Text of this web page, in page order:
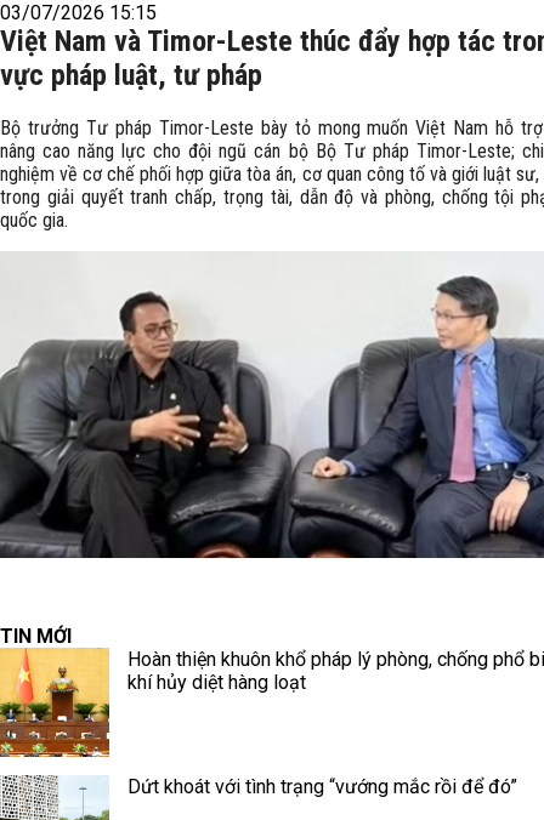
03/07/2026 15:15
Việt Nam và Timor-Leste thúc đẩy hợp tác
vực pháp luật, tư pháp
Bộ trưởng Tư pháp Timor-Leste bày tỏ mong muốn Việt Nam hỗ
nâng cao năng lực cho đội ngũ cán bộ Bộ Tư pháp Timor-Leste;
nghiệm về cơ chế phối hợp giữa tòa án, cơ quan công tố và giới luật
trong giải quyết tranh chấp, trọng tài, dẫn độ và phòng, chống tội
quốc gia.
TIN MỚI
Hoàn thiện khuôn khổ pháp lý phòng, chống phổ
khí hủy diệt hàng loạt
Dứt khoát với tình trạng “vướng mắc rồi để đó”